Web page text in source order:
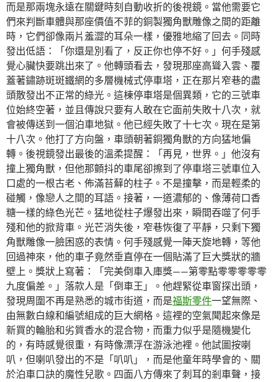
而是那兩塊永遠在關鍵時刻自動收折的後視鏡。當他需要它
們來判斷車體與那座價值不菲的銅製獨角獸雕像之間的距離
時，它們卻像兩片羞澀的耳朵一樣，優雅地縮了回去。同時
發出低語：「你還是別看了，反正你也停不好。」何手殘感
覺心臟快要跳出來了。他轉頭看去，發現那座高聳入雲、覆
蓋著鏽跡斑斑鐵網的多層機械式停車塔，正在那片窄巷的盡
頭散發出不正常的綠光。這棟停車塔是個異類，它的三號車
位始終空著，並且傳說只要有人敢在它面前失敗十八次，就
會被傳送到一個泊車地獄。他已經失敗了十七次。現在是第
十八次。他打了方向盤，車頭朝著銅獨角獸的方向猛地偏
轉。後視鏡發出最後的溫柔提醒：「再見，世界。」他沒有
撞上獨角獸，但他那顫抖的車尾卻擦到了停車塔三號車位入
口處的一根古老、佈滿苔蘚的柱子。不是撞擊，而是輕柔的
碰觸，像戀人之間的耳語。接著，一道濃郁的、像薄荷口香
糖一樣的綠色光芒。猛地從柱子爆發出來，瞬間吞噬了何手
殘和他的掀背車。光芒消失後，窄巷恢復了平靜，只剩下獨
角獸雕像一臉困惑的表情。何手殘感覺一陣天旋地轉，等他
回過神來，他的車子竟然垂直停在一個貼滿了巨大獎狀的牆
壁上。獎狀上寫著：「完美倒車入庫獎——第零點零零零零零
九度偏差。」落款人是「倒車王」。他趕緊從車窗探出頭，
發現周圍不再是熟悉的城市街道，而是福斯零件一望無際、
由無數白線和編號組成的巨大網格。這裡的空氣聞起來像是
新買的輪胎和劣質香水的混合物，而重力似乎是隨機變化
的，有時感覺很重，有時像漂浮在游泳池裡。他試圖按喇
叭，但喇叭發出的不是「叭叭」，而是他童年時學會的、關
於泊車口訣的魔性兒歌。四面八方傳來了刺耳的剎車聲，接